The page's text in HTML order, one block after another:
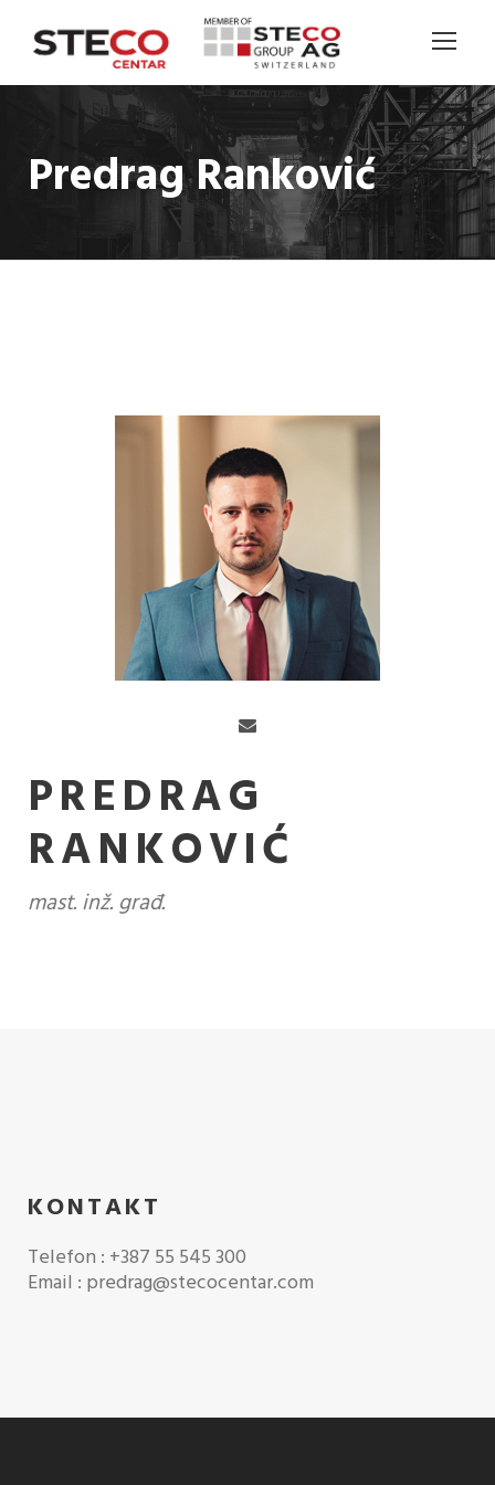
Predrag Ranković
PREDRAG
RANKOVIĆ
mast. inž. građ.
KONTAKT
Telefon : +387 55 545 300
Email : predrag@stecocentar.com